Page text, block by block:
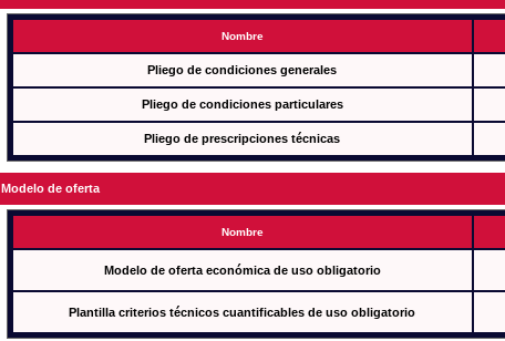
Nombre
Pliego de condiciones generales
Pliego de condiciones particulares
Pliego de prescripciones técnicas
Modelo de oferta
Nombre
Modelo de oferta económica de uso obligatorio
Plantilla criterios técnicos cuantificables de uso obligatorio